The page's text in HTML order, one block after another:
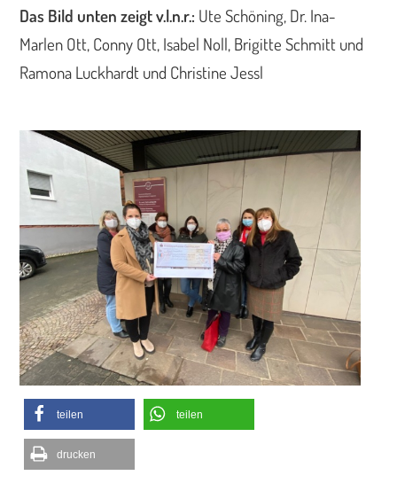
Das Bild unten zeigt v.l.n.r.: Ute Schöning, Dr. Ina-
Marlen Ott, Conny Ott, Isabel Noll, Brigitte Schmitt und
Ramona Luckhardt und Christine Jessl
teilen teilen
drucken